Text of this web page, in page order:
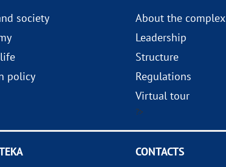
society
policy
About the complex
Leadership
Structure
Regulations
Virtual tour
?>
CONTACTS